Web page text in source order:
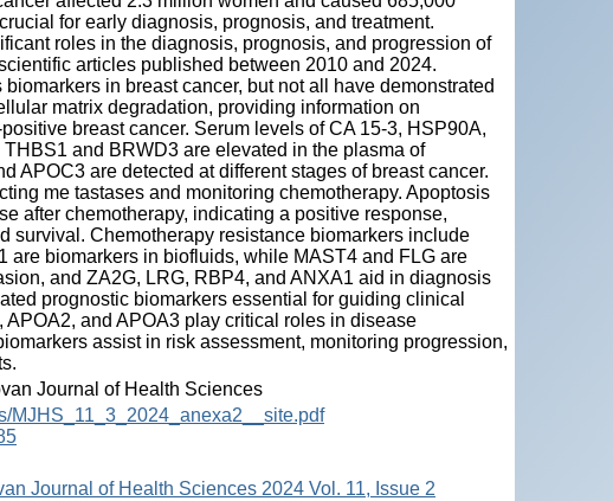
for early diagnosis, prognosis, and treatment.
roles in the diagnosis, prognosis, and progression of
articles published between 2010 and 2024.
in breast cancer, but not all have demonstrated
matrix degradation, providing information on
breast cancer. Serum levels of CA 15-3, HSP90A,
and BRWD3 are elevated in the plasma of
APOC3 are detected at different stages of breast cancer.
me tastases and monitoring chemotherapy. Apoptosis
after chemotherapy, indicating a positive response,
survival. Chemotherapy resistance biomarkers include
biomarkers in biofluids, while MAST4 and FLG are
and ZA2G, LRG, RBP4, and ANXA1 aid in diagnosis
prognostic biomarkers essential for guiding clinical
and APOA3 play critical roles in disease
assist in risk assessment, monitoring progression,
Journal of Health Sciences
MJHS_11_3_2024_anexa2__site.pdf
Journal of Health Sciences 2024 Vol. 11, Issue 2